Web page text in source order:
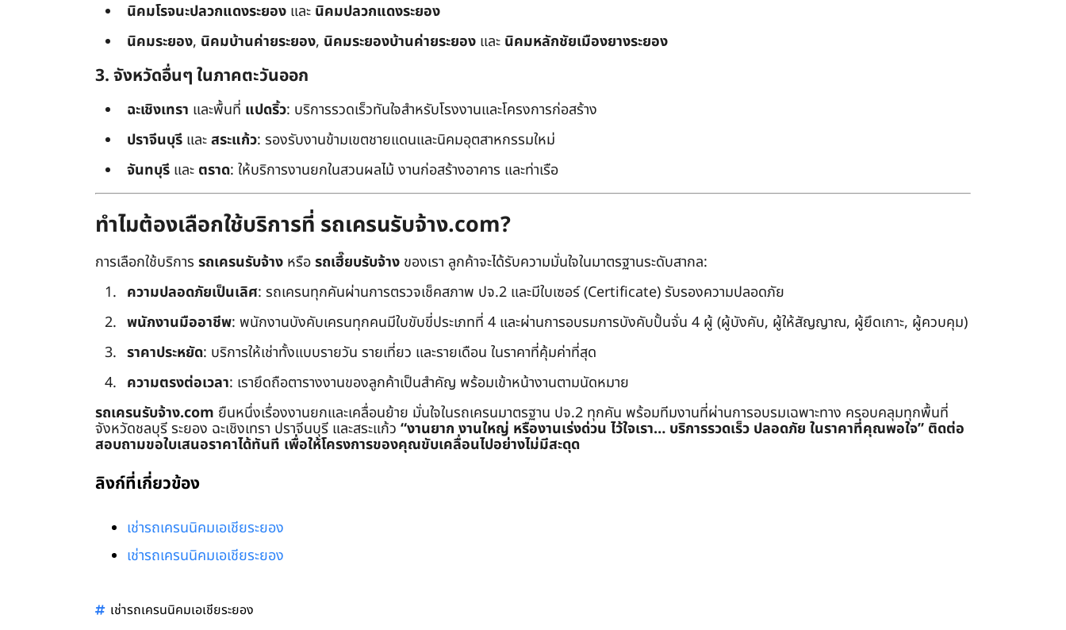
นิคมโรจนะปลวกแดงระยอง และ นิคมปลวกแดงระยอง
นิคมระยอง, นิคมบ้านค่ายระยอง, นิคมระยองบ้านค่ายระยอง และ นิคมหลักชัยเมืองยางระยอง
3. จังหวัดอื่นๆ ในภาคตะวันออก
ฉะเชิงเทรา และพื้นที่ แปดริ้ว: บริการรวดเร็วทันใจสำหรับโรงงานและโครงการก่อสร้าง
ปราจีนบุรี และสระแก้ว: รองรับงานข้ามเขตชายแดนและนิคมอุตสาหกรรมใหม่
จันทบุรี และ ตราด: ให้บริการงานยกในสวนผลไม้ งานก่อสร้างอาคาร และท่าเรือ
ทำไมต้องเลือกใช้บริการที่ รถเครนรับจ้าง.com?
การเลือกใช้บริการ รถเครนรับจ้าง หรือรถเฮี๊ยบรับจ้าง ของเรา ลูกค้าจะได้รับความมั่นใจในมาตรฐานระดับสากล:
ความปลอดภัยเป็นเลิศ: รถเครนทุกคันผ่านการตรวจเช็คสภาพ ปจ.2 และมีใบเซอร์ (Certificate) รับรองความปลอดภัย
พนักงานมืออาชีพ: พนักงานบังคับเครนทุกคนมีใบขับขี่ประเภทที่ 4 และผ่านการอบรมการบังคับปั้นจั่น 4 ผู้ (ผู้บังคับ, ผู้ให้สัญญาณ, ผู้ยึดเกาะ, ผู้ควบคุม)
ราคาประหยัด: บริการให้เช่าทั้งแบบรายวัน รายเที่ยว และรายเดือน ในราคาที่คุ้มค่าที่สุด
ความตรงต่อเวลา: เรายึดถือตารางงานของลูกค้าเป็นสำคัญ พร้อมเข้าหน้างานตามนัดหมาย
รถเครนรับจ้าง.com ยืนหนึ่งเรื่องงานยกและเคลื่อนย้าย มั่นใจในรถเครนมาตรฐาน ปจ.2 ทุกคัน พร้อมทีมงานที่ผ่านการอบรมเฉพาะทาง ครอบคลุมทุกพื้นที่
จังหวัดชลบุรี ระยอง ฉะเชิงเทรา ปราจีนบุรี และสระแก้ว “งานยาก งานใหญ่ หรืองานเร่งด่วน ไว้ใจเรา… บริการรวดเร็ว ปลอดภัย ในราคาที่คุณพอใจ” ติดต่อ
สอบถามขอใบเสนอราคาได้ทันที เพื่อให้โครงการของคุณขับเคลื่อนไปอย่างไม่มีสะดุด
ลิงก์ที่เกี่ยวข้อง
เช่ารถเครนนิคมเอเชียระยอง
เช่ารถเครนนิคมเอเชียระยอง
เช่ารถเครนนิคมเอเชียระยอง